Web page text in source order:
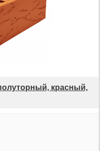
красный,